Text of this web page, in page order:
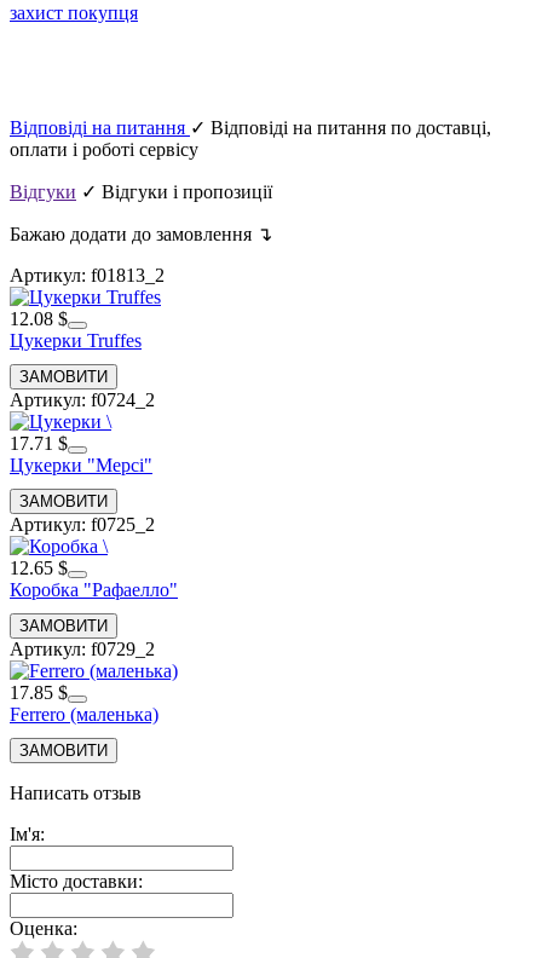
захист покупця
Відповіді на питання ✓ Відповіді на питання по доставці,
оплати і роботі сервісу
Відгуки ✓ Відгуки і пропозиції
Бажаю додати до замовлення ↴
Артикул: f01813_2
12.08 $
Цукерки Truffes
Артикул: f0724_2
17.71 $
Цукерки "Мерсі"
Артикул: f0725_2
12.65 $
Коробка "Рафаелло"
Артикул: f0729_2
17.85 $
Ferrero (маленька)
Написать отзыв
Ім'я:
Місто доставки:
Оценка: